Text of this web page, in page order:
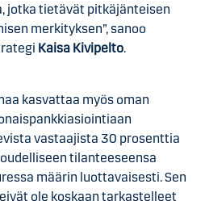
jotka tietävät pitkäjänteisen
merkityksen”, sanoo
Kaisa Kivipelto.
kasvattaa myös oman
vastaajista 30 prosenttia
tilanteeseensa
määrin luottavaisesti. Sen
ole koskaan tarkastelleet